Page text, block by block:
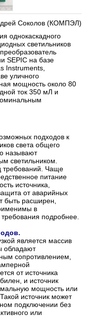
Соколов (КОМПЭЛ)
однокаскадного
светильников
SEPIC на базе
Instruments,
уличного
мощность около 80
ток 350 мЛ и
подходов к
света общего
называют
светильником.
требований. Чаще
питание
источника,
от аварийных
быть расширен,
в
подробнее.
является массив
обладают
сопротивлением,
от источника
и источник
мощность или
источник может
подключении без
или